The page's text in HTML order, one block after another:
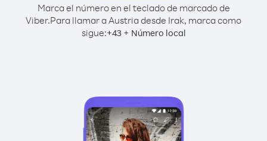
Marca el número en el teclado de marcado de
Viber.Para llamar a Austria desde Irak, marca como
sigue:+43+ Número local